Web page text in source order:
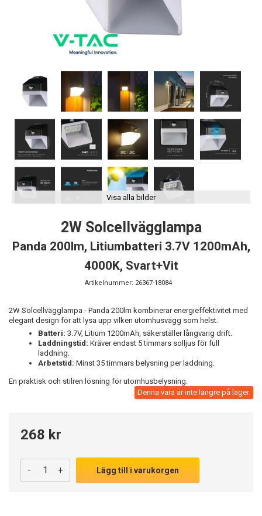
Visa alla bilder
2W Solcellvägglampa
Panda 200lm, Litiumbatteri 3.7V 1200mAh,
4000K, Svart+Vit
Artikelnummer: 26367-18084
2W Solcellvägglampa - Panda 200lm kombinerar energieffektivitet med
elegant design för att lysa upp vilken utomhusvägg som helst.
Batteri: 3.7V, Litium 1200mAh, säkerställer långvarig drift.
Laddningstid: Kräver endast 5 timmars solljus för full
laddning.
Arbetstid: Minst 35 timmars belysning per laddning.
En praktisk och stilren lösning för utomhusbelysning.
Denna vara är inte längre på lager.
268 kr
- + Lägg till i varukorgen